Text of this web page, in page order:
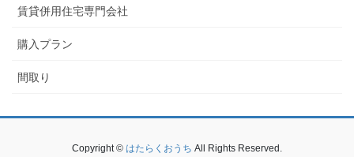
賃貸併用住宅専門会社
購入プラン
間取り
Copyright © はたらくおうち All Rights Reserved.